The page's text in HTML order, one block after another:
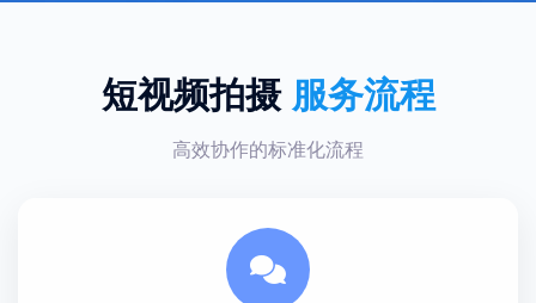
短视频拍摄 服务流程
高效协作的标准化流程